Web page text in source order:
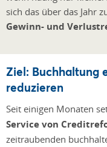
sich das über das Jahr
Gewinn- und
Ziel: Buchhaltung
reduzieren
Seit einigen Monaten
Service von
zeitraubenden